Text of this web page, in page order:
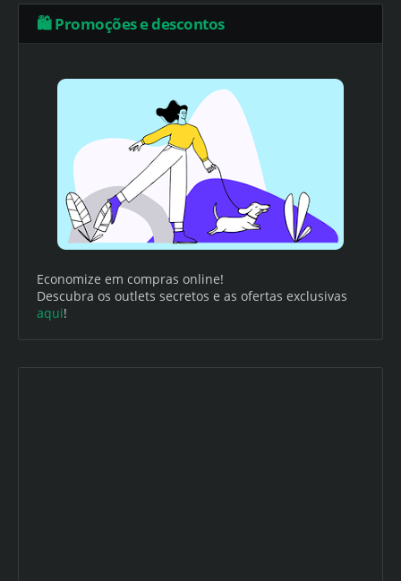
🛍️ Promoções e descontos
Economize em compras online!
Descubra os outlets secretos e as ofertas exclusivas
aqui!